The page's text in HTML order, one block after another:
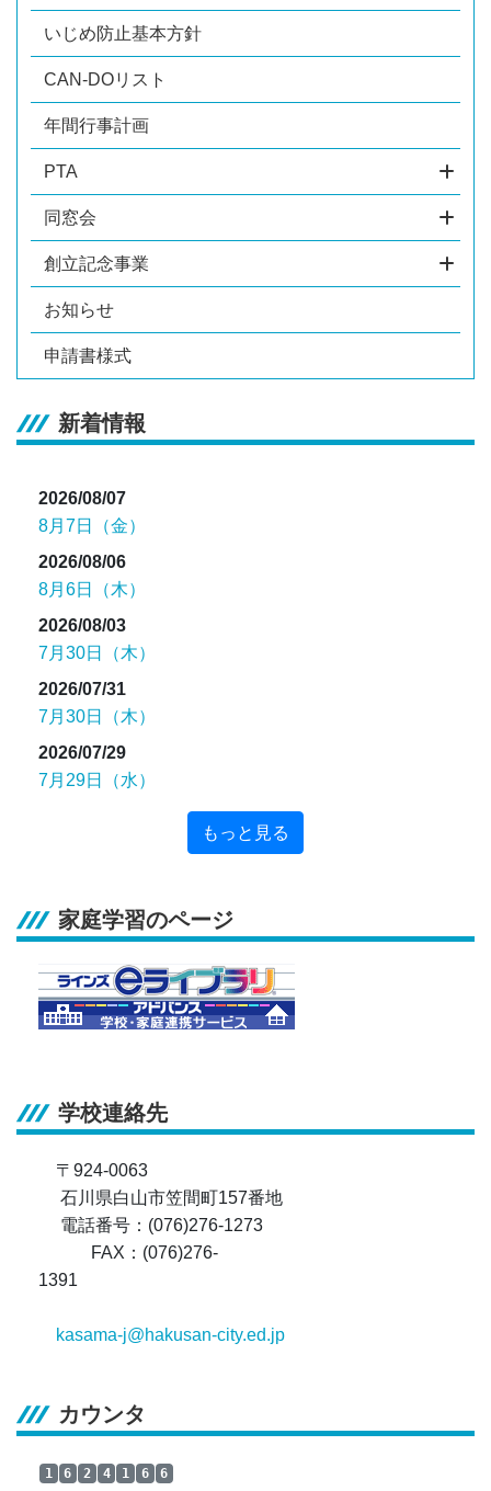
いじめ防止基本方針
CAN-DOリスト
年間行事計画
PTA
同窓会
創立記念事業
お知らせ
申請書様式
新着情報
2026/08/07
8月7日（金）
2026/08/06
8月6日（木）
2026/08/03
7月30日（木）
2026/07/31
7月30日（木）
2026/07/29
7月29日（水）
もっと見る
家庭学習のページ
学校連絡先
〒924-0063
石川県白山市笠間町157番地
電話番号：(076)276-1273
FAX：(076)276-
1391
kasama-j@hakusan-city.ed.jp
カウンタ
1 6 2 4 1 6 6